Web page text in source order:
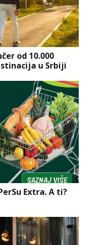
od 10.000
u Srbiji
Extra. A ti?